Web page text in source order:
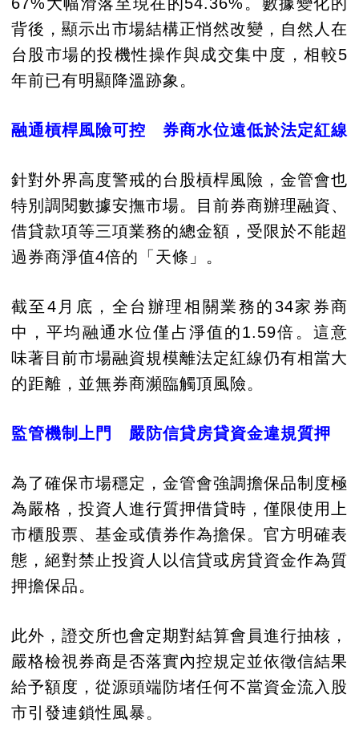
背後，顯示出市場結構正悄然改變，自然人在
台股市場的投機性操作與成交集中度，相較5
年前已有明顯降溫跡象。
融通槓桿風險可控 券商水位遠低於法定紅線
針對外界高度警戒的台股槓桿風險，金管會也
特別調閱數據安撫市場。目前券商辦理融資、
借貸款項等三項業務的總金額，受限於不能超
過券商淨值4倍的「天條」。
截至4月底，全台辦理相關業務的34家券商
中，平均融通水位僅占淨值的1.59倍。這意
味著目前市場融資規模離法定紅線仍有相當大
的距離，並無券商瀕臨觸頂風險。
監管機制上門 嚴防信貸房貸資金違規質押
為了確保市場穩定，金管會強調擔保品制度極
為嚴格，投資人進行質押借貸時，僅限使用上
市櫃股票、基金或債券作為擔保。官方明確表
態，絕對禁止投資人以信貸或房貸資金作為質
押擔保品。
此外，證交所也會定期對結算會員進行抽核，
嚴格檢視券商是否落實內控規定並依徵信結果
給予額度，從源頭端防堵任何不當資金流入股
市引發連鎖性風暴。